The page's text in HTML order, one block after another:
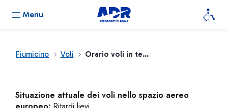
Menu
Fiumicino Voli Orario voli in tempo reale
Situazione attuale dei voli nello spazio aereo